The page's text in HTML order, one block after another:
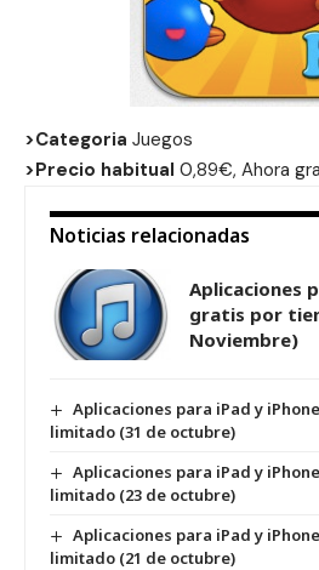
>Categoria Juegos
>Precio habitual 0,89€, Ahora
Noticias relacionadas
Aplicaciones
gratis por
Noviembre)
Aplicaciones para iPad y
limitado (31 de octubre)
Aplicaciones para iPad y
limitado (23 de octubre)
Aplicaciones para iPad y
limitado (21 de octubre)